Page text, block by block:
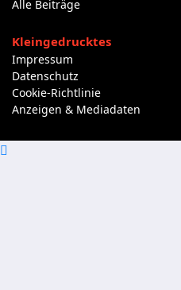
Alle Beiträge
Kleingedrucktes
Impressum
Datenschutz
Cookie-Richtlinie
Anzeigen & Mediadaten